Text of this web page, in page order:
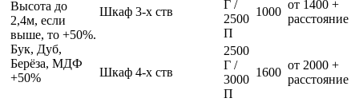
Высота до
2,4м, если
выше, то +50%.
Бук, Дуб,
Берёза, МДФ
+50%
Шкаф 3-х ств
Г /
2500
П
1000
от 1400 +
расстояние
Шкаф 4-х ств
2500
Г /
3000
П
1600
от 2000 +
расстояние